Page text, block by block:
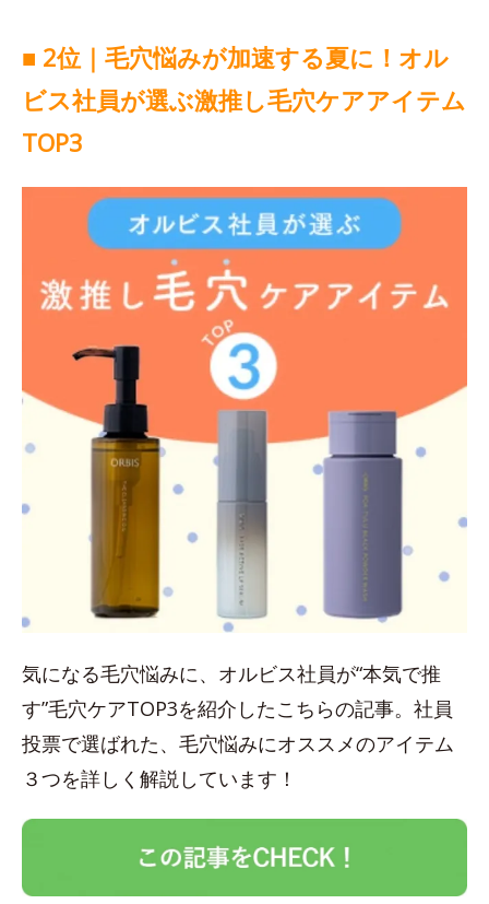
■ 2位｜毛穴悩みが加速する夏に！オル
ビス社員が選ぶ激推し毛穴ケアアイテム
TOP3
気になる毛穴悩みに、オルビス社員が“本気で推
す”毛穴ケアTOP3を紹介したこちらの記事。社員
投票で選ばれた、毛穴悩みにオススメのアイテム
３つを詳しく解説しています！